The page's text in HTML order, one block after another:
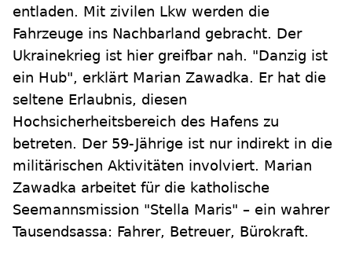
entladen. Mit zivilen Lkw werden die
Fahrzeuge ins Nachbarland gebracht. Der
Ukrainekrieg ist hier greifbar nah. "Danzig ist
ein Hub", erklärt Marian Zawadka. Er hat die
seltene Erlaubnis, diesen
Hochsicherheitsbereich des Hafens zu
betreten. Der 59-Jährige ist nur indirekt in die
militärischen Aktivitäten involviert. Marian
Zawadka arbeitet für die katholische
Seemannsmission "Stella Maris" – ein wahrer
Tausendsassa: Fahrer, Betreuer, Bürokraft.